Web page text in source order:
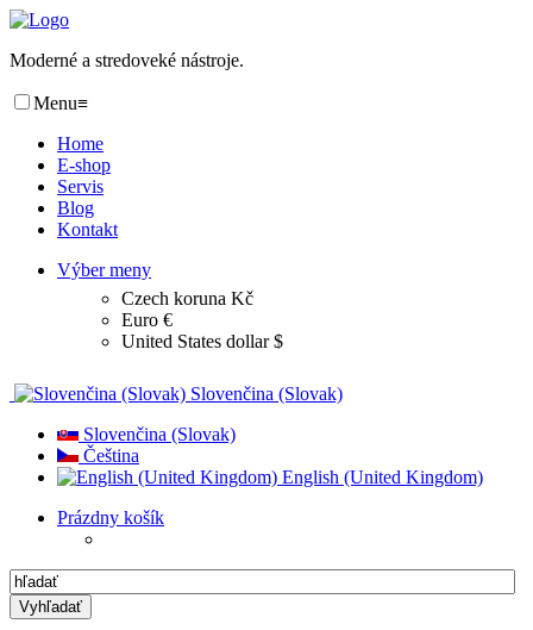
Moderné a stredoveké nástroje.
Menu≡
Home
E-shop
Servis
Blog
Kontakt
Výber meny
Czech koruna Kč
Euro €
United States dollar $
Slovenčina (Slovak)
Slovenčina (Slovak)
Čeština
English (United Kingdom)
Prázdny košík